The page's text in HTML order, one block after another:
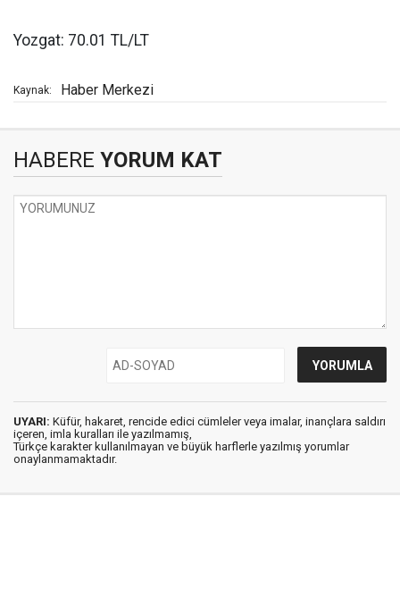
Yozgat: 70.01 TL/LT
Kaynak: Haber Merkezi
HABERE YORUM KAT
UYARI: Küfür, hakaret, rencide edici cümleler veya imalar, inançlara saldırı
içeren, imla kuralları ile yazılmamış,
Türkçe karakter kullanılmayan ve büyük harflerle yazılmış yorumlar
onaylanmamaktadır.